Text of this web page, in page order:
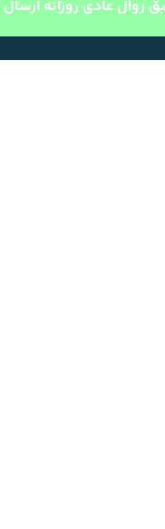
عادی روزانه ارسال